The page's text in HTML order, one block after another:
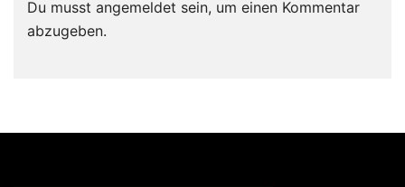
Du musst angemeldet sein, um einen Kommentar
abzugeben.